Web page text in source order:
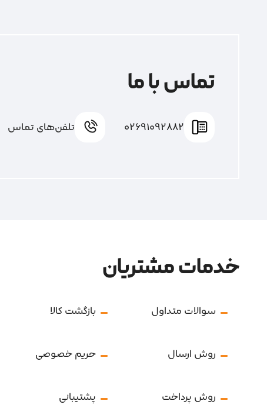
تماس با ما
02691092882 تلفن‌های تماس
خدمات مشتریان
سوالات متداول بازگشت کالا
روش ارسال حریم خصوصی
روش پرداخت پشتیبانی